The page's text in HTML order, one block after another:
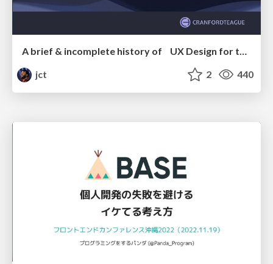
A brief & incomplete history of UX Design for the World Wide Web: 1989–2019
jct
2 440